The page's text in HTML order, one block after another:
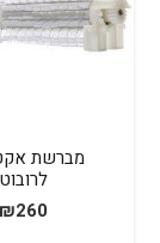
מברשת
לרובוט
₪260